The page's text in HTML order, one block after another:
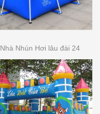
Nhà Nhún Hơi lâu đài 24